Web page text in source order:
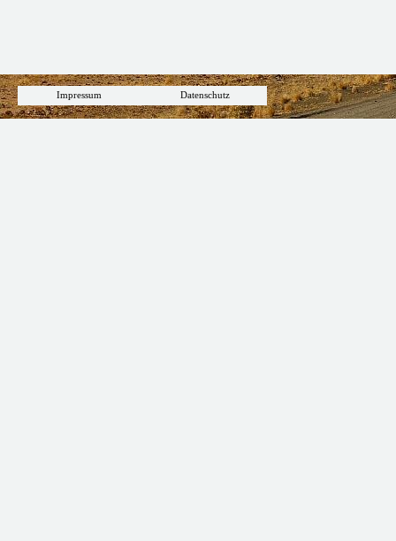
Impressum Datenschutz